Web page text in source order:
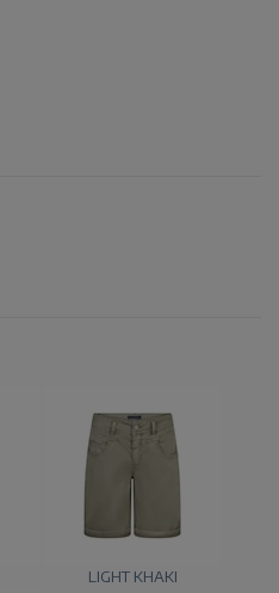
LIGHT KHAKI